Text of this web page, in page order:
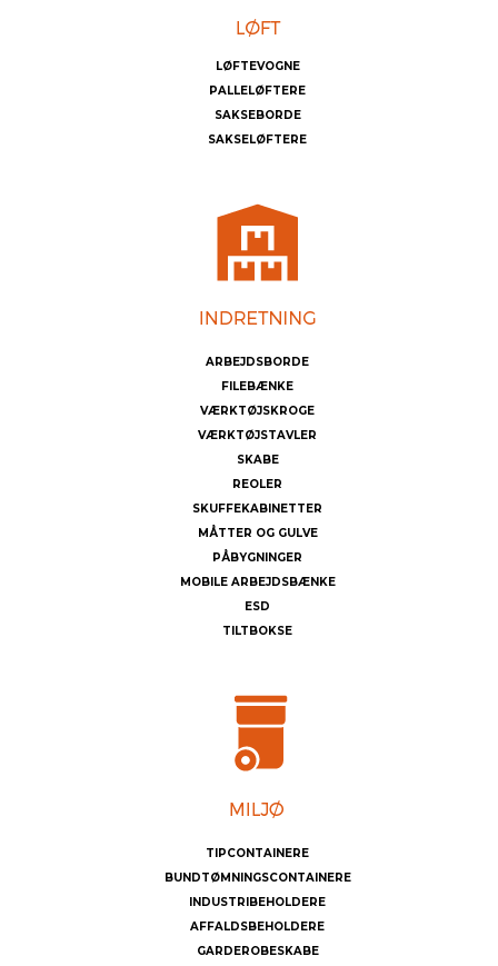
LØFTEVOGNE
PALLELØFTERE
SAKSEBORDE
SAKSELØFTERE
ARBEJDSBORDE
FILEBÆNKE
VÆRKTØJSKROGE
VÆRKTØJSTAVLER
SKABE
REOLER
SKUFFEKABINETTER
MÅTTER OG GULVE
PÅBYGNINGER
MOBILE ARBEJDSBÆNKE
ESD
TILTBOKSE
TIPCONTAINERE
BUNDTØMNINGSCONTAINERE
INDUSTRIBEHOLDERE
AFFALDSBEHOLDERE
GARDEROBESKABE